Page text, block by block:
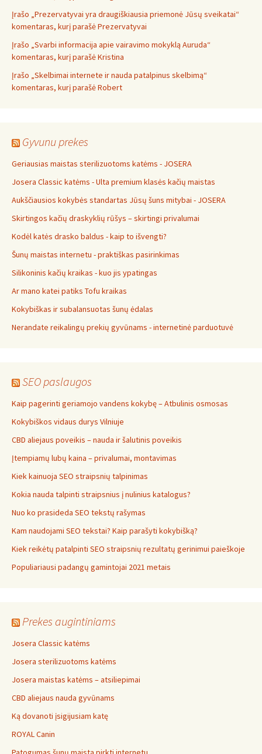
Įrašo „Prezervatyvai yra draugiškiausia priemonė Jūsų sveikatai“
komentaras, kurį parašė Prezervatyvai
Įrašo „Svarbi informacija apie vairavimo mokyklą Auruda“
komentaras, kurį parašė Kristina
Įrašo „Skelbimai internete ir nauda patalpinus skelbimą“
komentaras, kurį parašė Robert
Gyvunu prekes
Geriausias maistas sterilizuotoms katėms - JOSERA
Josera Classic katėms - Ulta premium klasės kačių maistas
Aukščiausios kokybės standartas Jūsų šuns mitybai - JOSERA
Skirtingos kačių draskyklių rūšys – skirtingi privalumai
Kodėl katės drasko baldus - kaip to išvengti?
Šunų maistas internetu - praktiškas pasirinkimas
Silikoninis kačių kraikas - kuo jis ypatingas
Ar mano katei patiks Tofu kraikas
Kokybiškas ir subalansuotas šunų ėdalas
Nerandate reikalingų prekių gyvūnams - internetinė parduotuvė
SEO paslaugos
Kaip pagerinti geriamojo vandens kokybę – Atbulinis osmosas
Kokybiškos vidaus durys Vilniuje
CBD aliejaus poveikis – nauda ir šalutinis poveikis
Įtempiamų lubų kaina – privalumai, montavimas
Kiek kainuoja SEO straipsnių talpinimas
Kokia nauda talpinti straipsnius į nulinius katalogus?
Nuo ko prasideda SEO tekstų rašymas
Kam naudojami SEO tekstai? Kaip parašyti kokybišką?
Kiek reikėtų patalpinti SEO straipsnių rezultatų gerinimui paieškoje
Populiariausi padangų gamintojai 2021 metais
Prekes augintiniams
Josera Classic katėms
Josera sterilizuotoms katėms
Josera maistas katėms – atsiliepimai
CBD aliejaus nauda gyvūnams
Ką dovanoti įsigijusiam katę
ROYAL Canin